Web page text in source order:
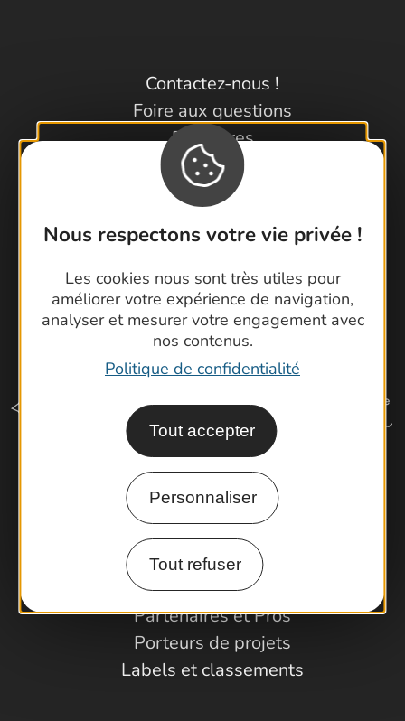
Nous respectons votre vie privée !
Les cookies nous sont très utiles pour
améliorer votre expérience de navigation,
analyser et mesurer votre engagement avec
nos contenus.
Politique de confidentialité
Tout accepter
Personnaliser
Tout refuser
Contactez-nous !
Foire aux questions
Brochures
Cartoguides et Topoguides
Latitude Gard
Comment venir ?
Espace Pro
Observatoire
Partenaires et Pros
Porteurs de projets
Labels et classements